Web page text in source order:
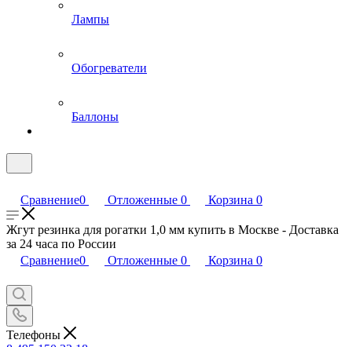
Лампы
Обогреватели
Баллоны
Сравнение0 Отложенные 0 Корзина 0
Жгут резинка для рогатки 1,0 мм купить в Москве - Доставка
за 24 часа по России
Сравнение0 Отложенные 0 Корзина 0
Телефоны